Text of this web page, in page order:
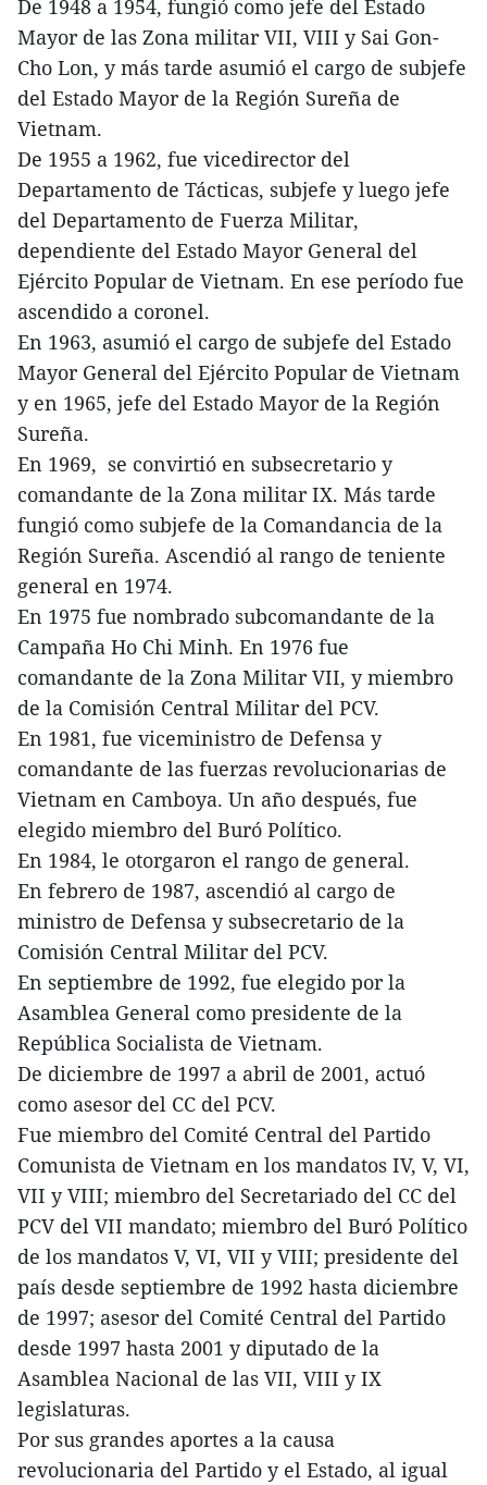
De 1948 a 1954, fungió como jefe del Estado
Mayor de las Zona militar VII, VIII y Sai Gon-
Cho Lon, y más tarde asumió el cargo de subjefe
del Estado Mayor de la Región Sureña de
Vietnam.
De 1955 a 1962, fue vicedirector del
Departamento de Tácticas, subjefe y luego jefe
del Departamento de Fuerza Militar,
dependiente del Estado Mayor General del
Ejército Popular de Vietnam. En ese período fue
ascendido a coronel.
En 1963, asumió el cargo de subjefe del Estado
Mayor General del Ejército Popular de Vietnam
y en 1965, jefe del Estado Mayor de la Región
Sureña.
En 1969, se convirtió en subsecretario y
comandante de la Zona militar IX. Más tarde
fungió como subjefe de la Comandancia de la
Región Sureña. Ascendió al rango de teniente
general en 1974.
En 1975 fue nombrado subcomandante de la
Campaña Ho Chi Minh. En 1976 fue
comandante de la Zona Militar VII, y miembro
de la Comisión Central Militar del PCV.
En 1981, fue viceministro de Defensa y
comandante de las fuerzas revolucionarias de
Vietnam en Camboya. Un año después, fue
elegido miembro del Buró Político.
En 1984, le otorgaron el rango de general.
En febrero de 1987, ascendió al cargo de
ministro de Defensa y subsecretario de la
Comisión Central Militar del PCV.
En septiembre de 1992, fue elegido por la
Asamblea General como presidente de la
República Socialista de Vietnam.
De diciembre de 1997 a abril de 2001, actuó
como asesor del CC del PCV.
Fue miembro del Comité Central del Partido
Comunista de Vietnam en los mandatos IV, V, VI,
VII y VIII; miembro del Secretariado del CC del
PCV del VII mandato; miembro del Buró Político
de los mandatos V, VI, VII y VIII; presidente del
país desde septiembre de 1992 hasta diciembre
de 1997; asesor del Comité Central del Partido
desde 1997 hasta 2001 y diputado de la
Asamblea Nacional de las VII, VIII y IX
legislaturas.
Por sus grandes aportes a la causa
revolucionaria del Partido y el Estado, al igual